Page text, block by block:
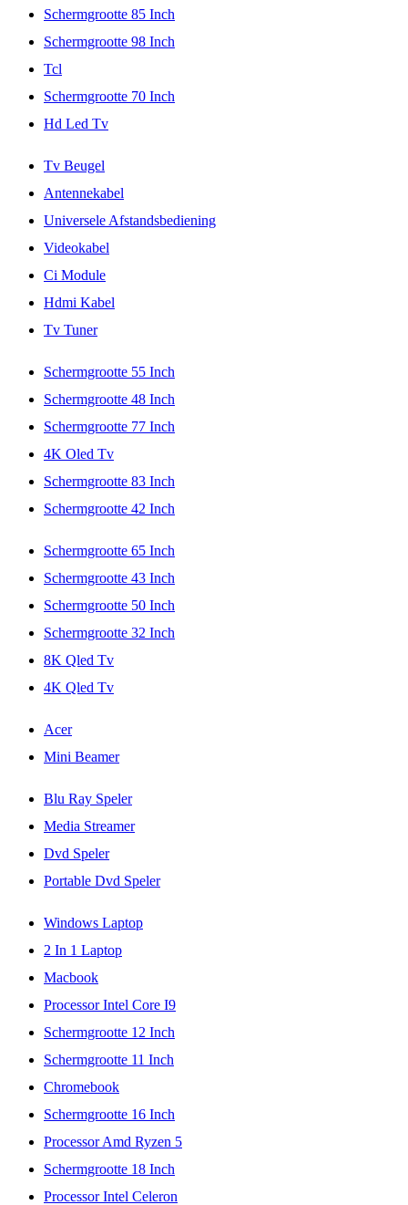
Schermgrootte 85 Inch
Schermgrootte 98 Inch
Tcl
Schermgrootte 70 Inch
Hd Led Tv
Tv Beugel
Antennekabel
Universele Afstandsbediening
Videokabel
Ci Module
Hdmi Kabel
Tv Tuner
Schermgrootte 55 Inch
Schermgrootte 48 Inch
Schermgrootte 77 Inch
4K Oled Tv
Schermgrootte 83 Inch
Schermgrootte 42 Inch
Schermgrootte 65 Inch
Schermgrootte 43 Inch
Schermgrootte 50 Inch
Schermgrootte 32 Inch
8K Qled Tv
4K Qled Tv
Acer
Mini Beamer
Blu Ray Speler
Media Streamer
Dvd Speler
Portable Dvd Speler
Windows Laptop
2 In 1 Laptop
Macbook
Processor Intel Core I9
Schermgrootte 12 Inch
Schermgrootte 11 Inch
Chromebook
Schermgrootte 16 Inch
Processor Amd Ryzen 5
Schermgrootte 18 Inch
Processor Intel Celeron